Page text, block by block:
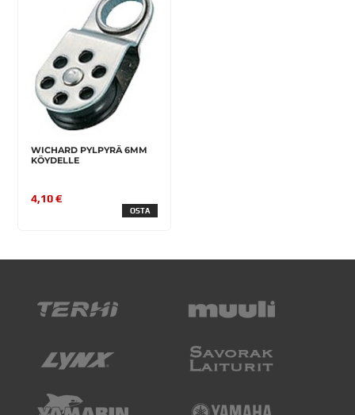
WICHARD PYLPYRÄ 6MM
KÖYDELLE
4,10 €
OSTA